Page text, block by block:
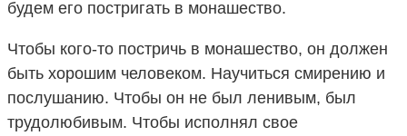
будем его постригать в монашество.
Чтобы кого-то постричь в монашество, он должен
быть хорошим человеком. Научиться смирению и
послушанию. Чтобы он не был ленивым, был
трудолюбивым. Чтобы исполнял свое